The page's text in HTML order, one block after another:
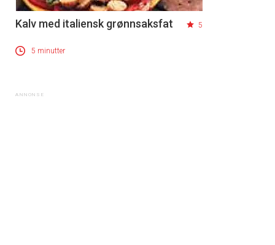
Kalv med italiensk grønnsaksfat 5
5 minutter